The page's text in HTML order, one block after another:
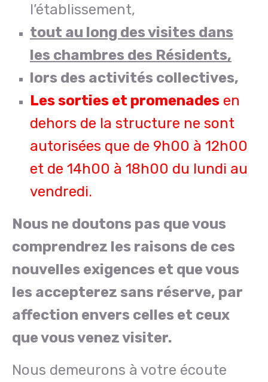
l’établissement,
tout au long des visites dans
les chambres des Résidents,
lors des activités collectives,
Les sorties et promenades en
dehors de la structure ne sont
autorisées que de 9h00 à 12h00
et de 14h00 à 18h00 du lundi au
vendredi.
Nous ne doutons pas que vous
comprendrez les raisons de ces
nouvelles exigences et que vous
les accepterez sans réserve, par
affection envers celles et ceux
que vous venez visiter.
Nous demeurons à votre écoute